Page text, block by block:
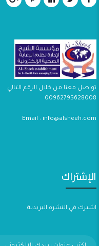
تواصل معنا من خلال الرقم التالي
00962795628008
Email : info@alsheeh.com
الإشتراك
اشترك في النشرة البريدية